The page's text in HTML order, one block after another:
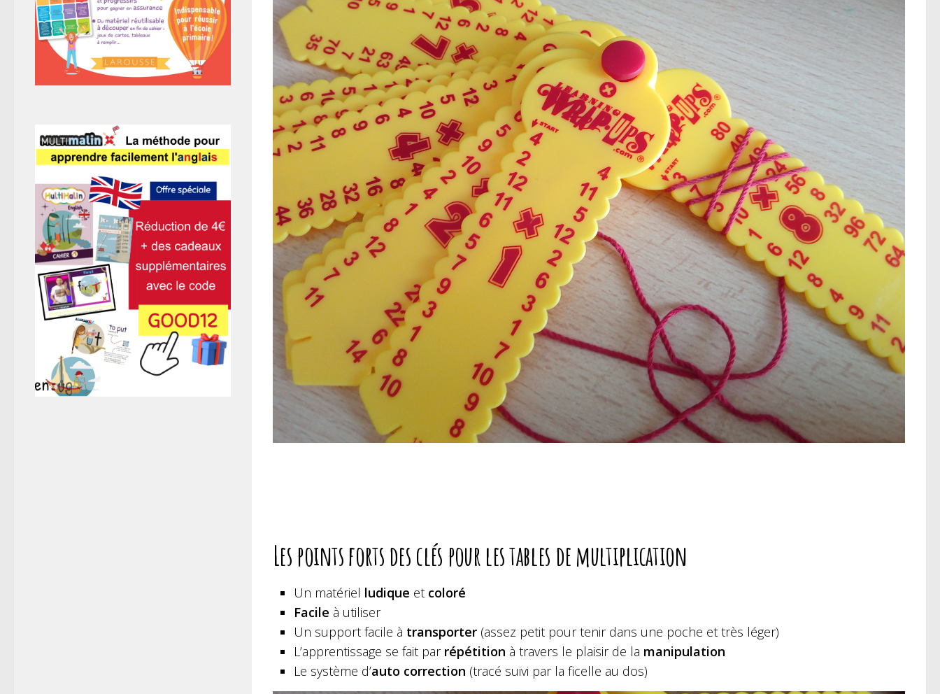
Les points forts des clés pour les tables de multiplication
Un matériel ludique et coloré
Facile à utiliser
Un support facile à transporter (assez petit pour tenir dans une poche et très léger)
L’apprentissage se fait par répétition à travers le plaisir de la manipulation
Le système d’auto correction (tracé suivi par la ficelle au dos)